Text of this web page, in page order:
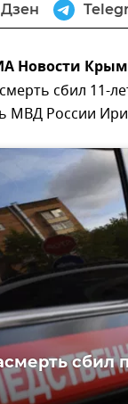
Дзен
Новости
сбил 11-
МВД России
сбил